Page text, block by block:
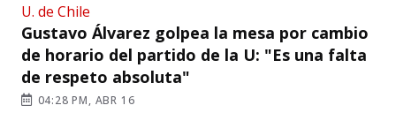
U. de Chile
Gustavo Álvarez golpea la mesa por cambio
de horario del partido de la U: "Es una falta
de respeto absoluta"
04:28 PM, ABR 16